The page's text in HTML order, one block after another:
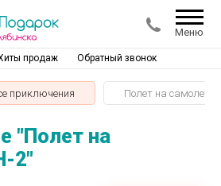
Меню
продаж Обратный звонок
приключения Полет на самолете
"Полет на
2"